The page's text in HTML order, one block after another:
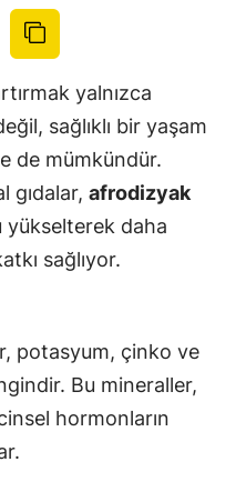
yalnızca
sağlıklı bir yaşam
de mümkündür.
gıdalar, afrodizyak
yükselterek daha
sağlıyor.
potasyum, çinko ve
Bu mineraller,
hormonların